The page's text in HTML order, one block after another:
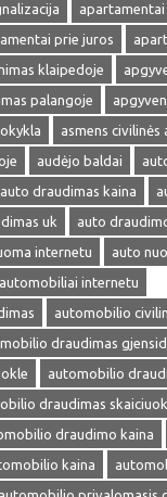
apartamentai
prie juros
klaipedoje
palangoje
asmens
audėjo baldai
auto draudimas kaina
uk auto
internetu auto
automobiliai internetu
automobilio
draudimas
automobilio
draudimas
draudimo kaina
kaina